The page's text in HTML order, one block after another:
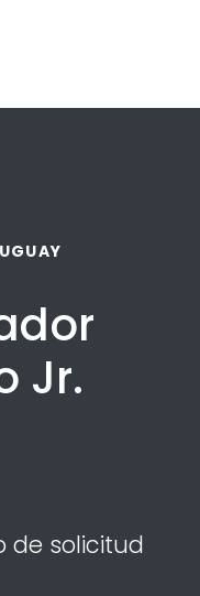
Jr.
de solicitud